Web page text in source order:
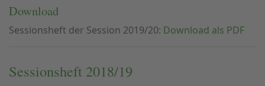
Download
Sessionsheft der Session 2019/20: Download als PDF
Sessionsheft 2018/19